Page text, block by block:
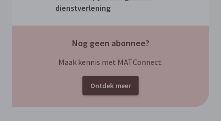
dienstverlening
Nog geen abonnee?
Maak kennis met MATConnect.
Ontdek meer